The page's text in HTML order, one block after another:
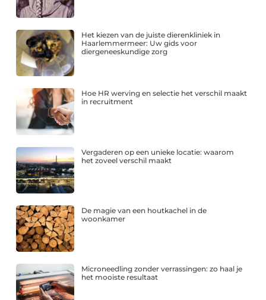
Het kiezen van de juiste dierenkliniek in
Haarlemmermeer: Uw gids voor
diergeneeskundige zorg
Hoe HR werving en selectie het verschil maakt
in recruitment
Vergaderen op een unieke locatie: waarom
het zoveel verschil maakt
De magie van een houtkachel in de
woonkamer
Microneedling zonder verrassingen: zo haal je
het mooiste resultaat